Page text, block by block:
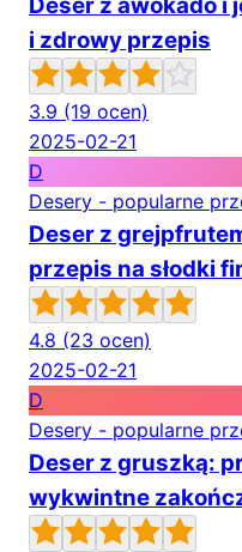
i zdrowy przepis
3.9 (19 ocen)
2025-02-21
D
Desery - popularne
Deser z
przepis na słodki
4.8 (23 ocen)
2025-02-21
D
Desery - popularne
Deser z gruszką:
wykwintne